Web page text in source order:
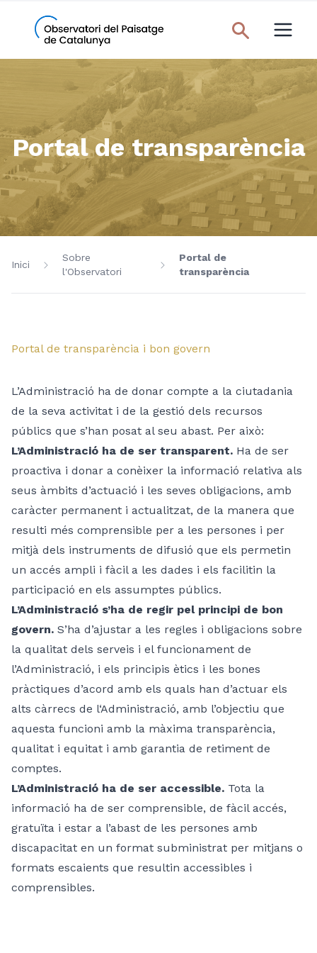
Portal de transparència
Inici
Sobre
l'Observatori
Portal de
transparència
Portal de transparència i bon govern
L’Administració ha de donar compte a la ciutadania
de la seva activitat i de la gestió dels recursos
públics que s’han posat al seu abast. Per això:
L’Administració ha de ser transparent. Ha de ser
proactiva i donar a conèixer la informació relativa als
seus àmbits d’actuació i les seves obligacions, amb
caràcter permanent i actualitzat, de la manera que
resulti més comprensible per a les persones i per
mitjà dels instruments de difusió que els permetin
un accés ampli i fàcil a les dades i els facilitin la
participació en els assumptes públics.
L’Administració s’ha de regir pel principi de bon
govern. S’ha d’ajustar a les regles i obligacions sobre
la qualitat dels serveis i el funcionament de
l’Administració, i els principis ètics i les bones
pràctiques d’acord amb els quals han d’actuar els
alts càrrecs de l‘Administració, amb l’objectiu que
aquesta funcioni amb la màxima transparència,
qualitat i equitat i amb garantia de retiment de
comptes.
L’Administració ha de ser accessible. Tota la
informació ha de ser comprensible, de fàcil accés,
gratuïta i estar a l’abast de les persones amb
discapacitat en un format subministrat per mitjans o
formats escaients que resultin accessibles i
comprensibles.